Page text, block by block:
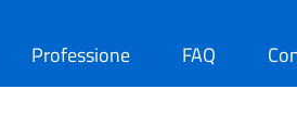
Professione FAQ